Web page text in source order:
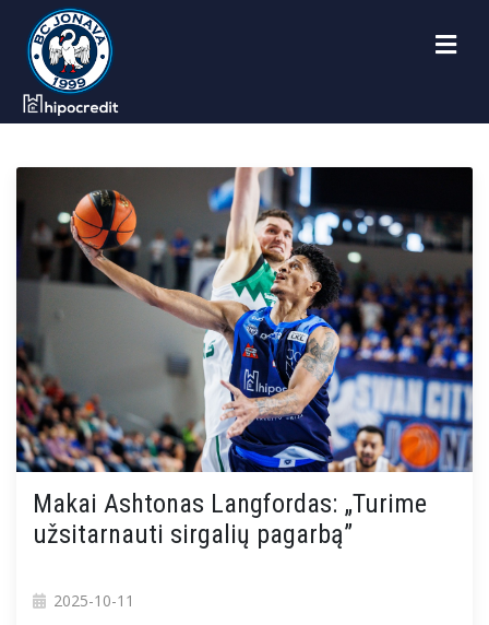
Makai Ashtonas Langfordas: „Turime
užsitarnauti sirgalių pagarbą”
2025-10-11